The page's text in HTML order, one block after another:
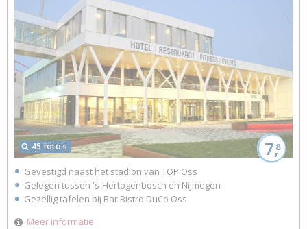
45 foto's 7,8
Gevestigd naast het stadion van TOP Oss
Gelegen tussen 's-Hertogenbosch en Nijmegen
Gezellig tafelen bij Bar Bistro DuCo Oss
Meer informatie